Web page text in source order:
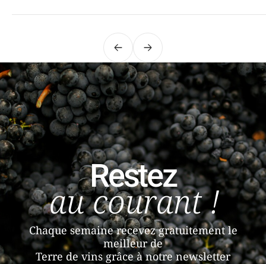
PrécédentSuivant
Restez
au courant !
Chaque semaine recevez gratuitement le
meilleur de
Terre de vins grâce à notre newsletter